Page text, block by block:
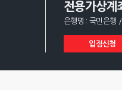
전용가상계
은행명 : 국민은행
입점신청